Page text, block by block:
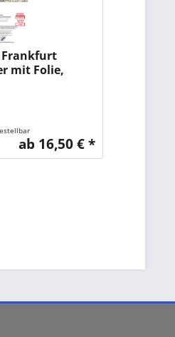
Frankfurt
mit Folie,
ab 16,50 € *